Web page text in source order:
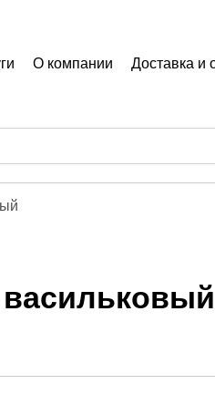
О компании Доставка и